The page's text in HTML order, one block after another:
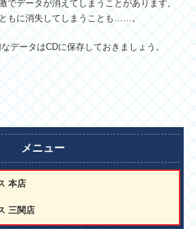
でデータが消えてしまうことがあります。
もに消失してしまうことも……。
データはCDに保存しておきましょう。
メニュー
本店
三関店